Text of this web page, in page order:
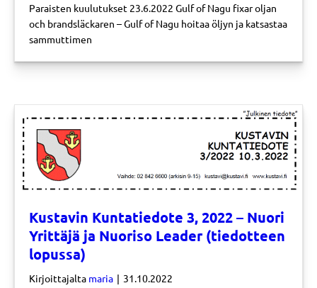
Paraisten kuulutukset 23.6.2022 Gulf of Nagu fixar oljan
och brandsläckaren – Gulf of Nagu hoitaa öljyn ja katsastaa
sammuttimen
Kustavin Kuntatiedote 3, 2022 – Nuori
Yrittäjä ja Nuoriso Leader (tiedotteen
lopussa)
Kirjoittajalta maria | 31.10.2022